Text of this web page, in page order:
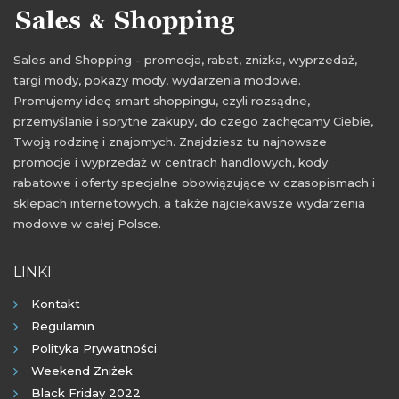
zniżki październik 2021 wyprzedaż październik 2021
Sales and Shopping - promocja, rabat, zniżka, wyprzedaż,
targi mody, pokazy mody, wydarzenia modowe.
Promujemy ideę smart shoppingu, czyli rozsądne,
przemyślanie i sprytne zakupy, do czego zachęcamy Ciebie,
Twoją rodzinę i znajomych. Znajdziesz tu najnowsze
promocje i wyprzedaż w centrach handlowych, kody
rabatowe i oferty specjalne obowiązujące w czasopismach i
sklepach internetowych, a także najciekawsze wydarzenia
modowe w całej Polsce.
LINKI
Kontakt
Regulamin
Polityka Prywatności
Weekend Zniżek
Black Friday 2022